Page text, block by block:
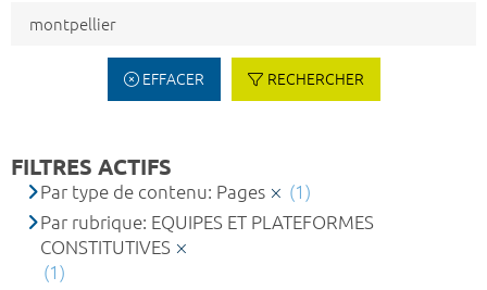
EFFACER RECHERCHER
FILTRES ACTIFS
Par type de contenu: Pages
(1)
Par rubrique: EQUIPES ET PLATEFORMES
CONSTITUTIVES
(1)